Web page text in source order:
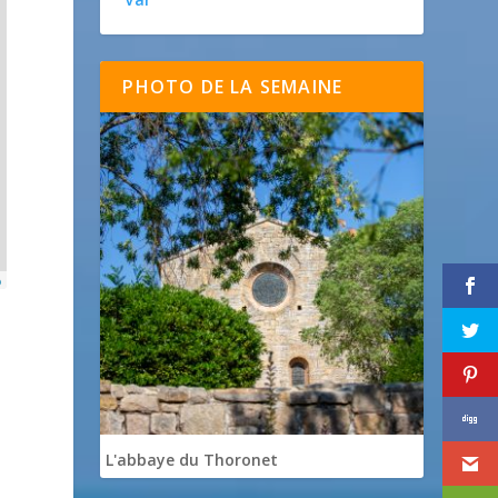
PHOTO DE LA SEMAINE
L'abbaye du Thoronet